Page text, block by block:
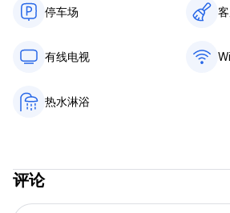
不含早餐。
不准带宠物。 (Auto-translated from
停车场
有线电视
热水淋浴
评论